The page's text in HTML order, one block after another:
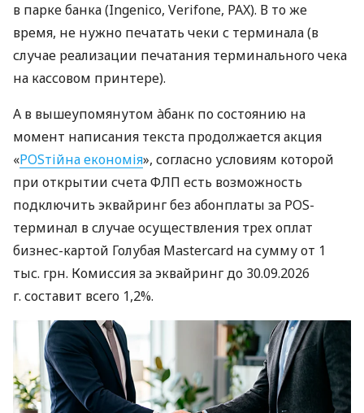
в парке банка (Ingenico, Verifone, PAX). В то же
время, не нужно печатать чеки с терминала (в
случае реализации печатания терминального чека
на кассовом принтере).
А в вышеупомянутом àбанк по состоянию на
момент написания текста продолжается акция
«POSтійна економія», согласно условиям которой
при открытии счета ФЛП есть возможность
подключить эквайринг без абонплаты за POS-
терминал в случае осуществления трех оплат
бизнес-картой Голубая Mastercard на сумму от 1
тыс. грн. Комиссия за эквайринг до 30.09.2026
г. составит всего 1,2%.